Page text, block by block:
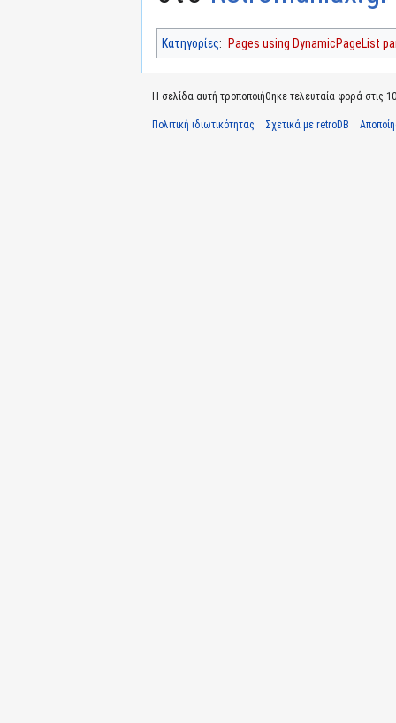
Κατηγορίες: Pages using DynamicPageList
Η σελίδα αυτή τροποποιήθηκε τελευταία φορά στις
Πολιτική ιδιωτικότητας Σχετικά με retroDB